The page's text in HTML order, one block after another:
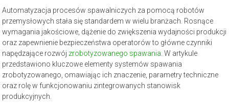
Automatyzacja procesów spawalniczych za pomocą robotów
przemysłowych stała się standardem w wielu branżach. Rosnące
wymagania jakościowe, dążenie do zwiększenia wydajności produkcji
oraz zapewnienie bezpieczeństwa operatorów to główne czynniki
napędzające rozwój zrobotyzowanego spawania . W artykule
przedstawiono kluczowe elementy systemów spawania
zrobotyzowanego, omawiając ich znaczenie, parametry techniczne
oraz rolę w funkcjonowaniu zintegrowanych stanowisk
produkcyjnych.